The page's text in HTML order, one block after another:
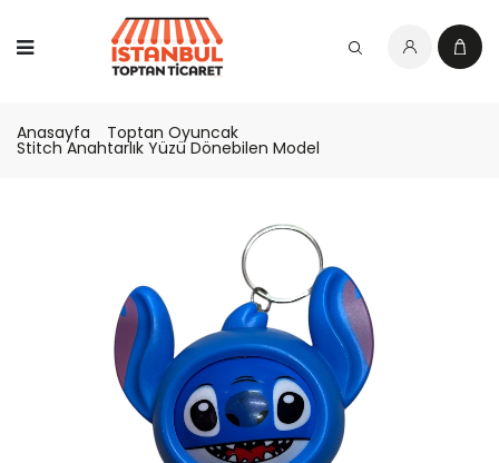
Anasayfa Toptan Oyuncak
Stitch Anahtarlık Yüzü Dönebilen Model